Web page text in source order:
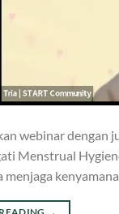
webinar dengan
Menstrual